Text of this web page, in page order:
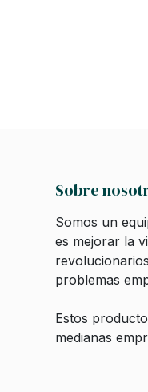
Sobre
Somos un
es mejorar la
problemas
Estos
medianas